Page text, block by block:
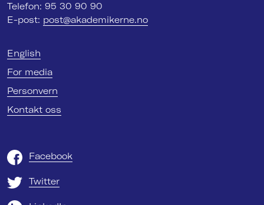
Telefon: 95 30 90 90
E-post: post@akademikerne.no
English
For media
Personvern
Kontakt oss
Facebook
Twitter